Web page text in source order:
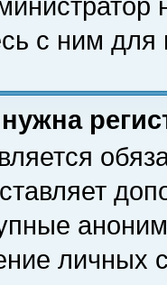
с ним для
личных